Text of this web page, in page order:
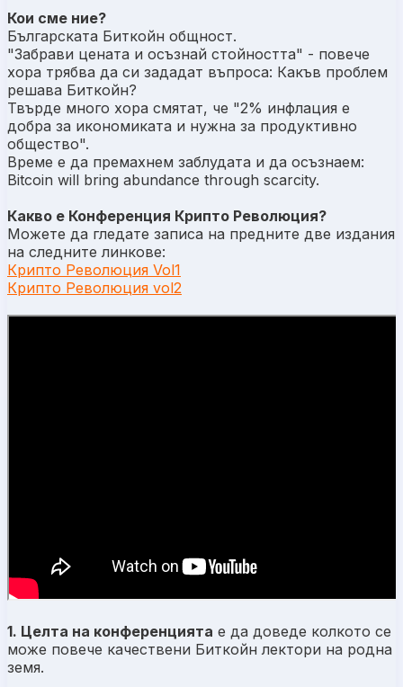
Кои сме ние?
Българската Биткойн общност.
"Забрави цената и осъзнай стойността" - повече
хора трябва да си зададат въпроса: Какъв проблем
решава Биткойн?
Твърде много хора смятат, че "2% инфлация е
добра за икономиката и нужна за продуктивно
общество".
Време е да премахнем заблудата и да осъзнаем:
Bitcoin will bring abundance through scarcity.
Какво е Конференция Крипто Революция?
Можете да гледате записа на предните две издания
на следните линкове:
Крипто Революция Vol1
Крипто Революция vol2
1. Целта на конференцията е да доведе колкото се
може повече качествени Биткойн лектори на родна
земя.